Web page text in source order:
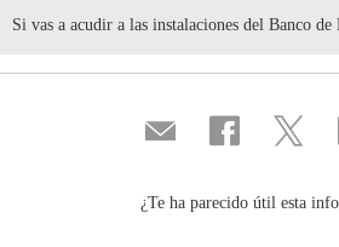
Si vas a acudir a las instalaciones del Banco de
Compartir
por
Compartir
en
en
¿Te ha parecido útil esta